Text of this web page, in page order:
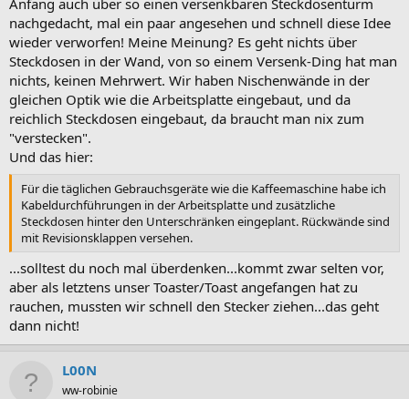
Anfang auch über so einen versenkbaren Steckdosenturm
nachgedacht, mal ein paar angesehen und schnell diese Idee
wieder verworfen! Meine Meinung? Es geht nichts über
Steckdosen in der Wand, von so einem Versenk-Ding hat man
nichts, keinen Mehrwert. Wir haben Nischenwände in der
gleichen Optik wie die Arbeitsplatte eingebaut, und da
reichlich Steckdosen eingebaut, da braucht man nix zum
"verstecken".
Und das hier:
Für die täglichen Gebrauchsgeräte wie die Kaffeemaschine habe ich
Kabeldurchführungen in der Arbeitsplatte und zusätzliche
Steckdosen hinter den Unterschränken eingeplant. Rückwände sind
mit Revisionsklappen versehen.
...solltest du noch mal überdenken...kommt zwar selten vor,
aber als letztens unser Toaster/Toast angefangen hat zu
rauchen, mussten wir schnell den Stecker ziehen...das geht
dann nicht!
L00N
ww-robinie